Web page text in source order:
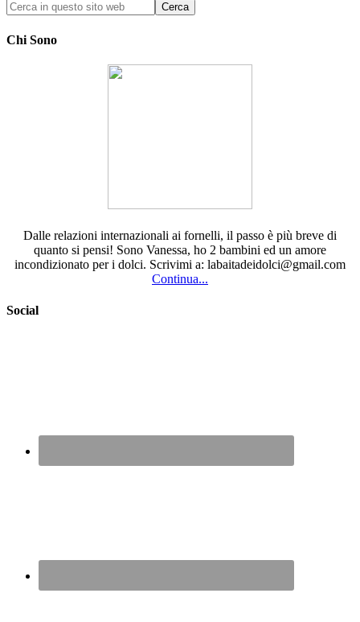
Chi Sono
Dalle relazioni internazionali ai fornelli, il passo è più breve di
quanto si pensi! Sono Vanessa, ho 2 bambini ed un amore
incondizionato per i dolci. Scrivimi a: labaitadeidolci@gmail.com
Continua...
Social